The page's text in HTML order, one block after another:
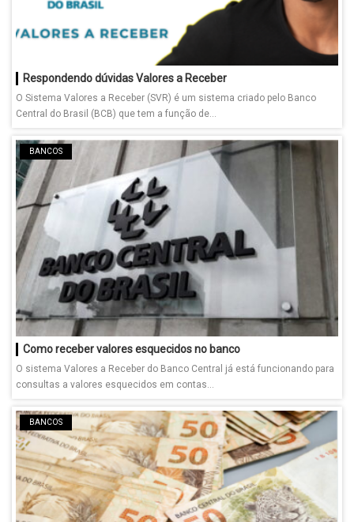
Respondendo dúvidas Valores a Receber
O Sistema Valores a Receber (SVR) é um sistema criado pelo Banco
Central do Brasil (BCB) que tem a função de...
BANCOS
Como receber valores esquecidos no banco
O sistema Valores a Receber do Banco Central já está funcionando para
consultas a valores esquecidos em contas...
BANCOS